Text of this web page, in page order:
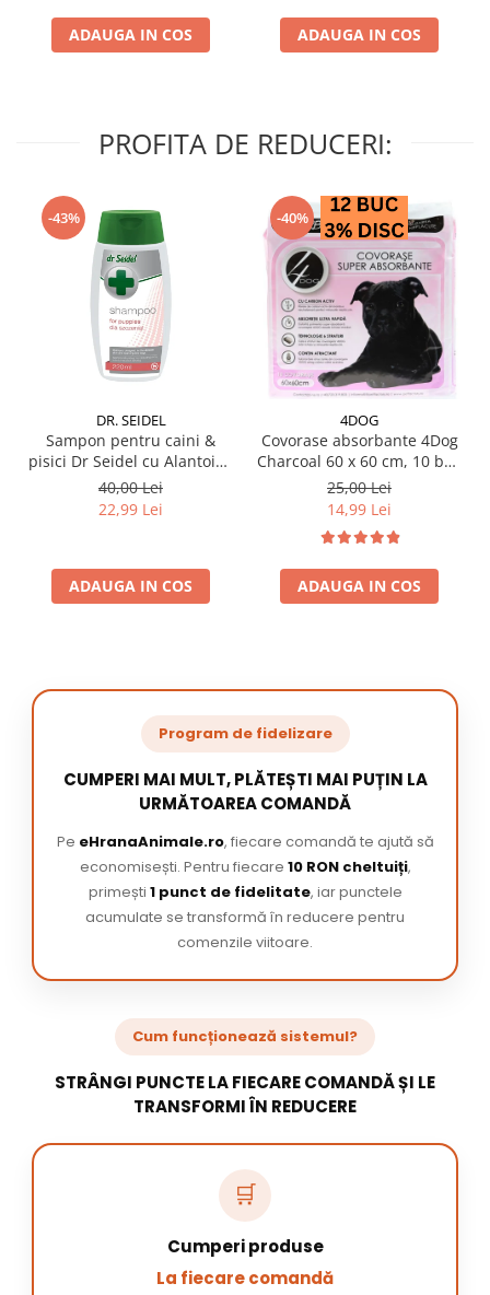
ADAUGA IN COS ADAUGA IN COS
PROFITA DE REDUCERI:
-43%
DR. SEIDEL
Sampon pentru caini &
pisici Dr Seidel cu Alantoina
220 ml
40,00 Lei
22,99 Lei
ADAUGA IN COS
-40%
4DOG
Covorase absorbante 4Dog
Charcoal 60 x 60 cm, 10 buc
/ pachet
25,00 Lei
14,99 Lei
ADAUGA IN COS
Program de fidelizare
CUMPERI MAI MULT, PLĂTEȘTI MAI PUȚIN LA
URMĂTOAREA COMANDĂ
Pe eHranaAnimale.ro, fiecare comandă te ajută să
economisești. Pentru fiecare 10 RON cheltuiți,
primești 1 punct de fidelitate, iar punctele
acumulate se transformă în reducere pentru
comenzile viitoare.
Cum funcționează sistemul?
STRÂNGI PUNCTE LA FIECARE COMANDĂ ȘI LE
TRANSFORMI ÎN REDUCERE
🛒
Cumperi produse
La fiecare comandă